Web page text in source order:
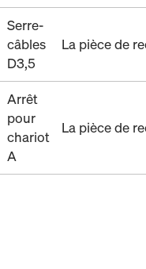
Serre-
câbles
D3,5
La pièce de
Arrêt
pour
chariot
A
La pièce de